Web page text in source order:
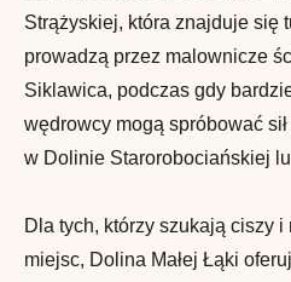
Strążyskiej, która znajduje się
prowadzą przez malownicze
Siklawica, podczas gdy
wędrowcy mogą spróbować
w Dolinie Starorobociańskiej
Dla tych, którzy szukają ciszy
miejsc, Dolina Małej Łąki